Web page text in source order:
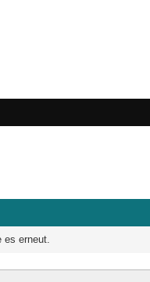
es erneut.